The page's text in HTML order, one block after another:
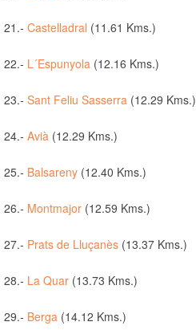
21.- Castelladral (11.61 Kms.)
22.- L´Espunyola (12.16 Kms.)
23.- Sant Feliu Sasserra (12.29 Kms.)
24.- Avià (12.29 Kms.)
25.- Balsareny (12.40 Kms.)
26.- Montmajor (12.59 Kms.)
27.- Prats de Lluçanès (13.37 Kms.)
28.- La Quar (13.73 Kms.)
29.- Berga (14.12 Kms.)